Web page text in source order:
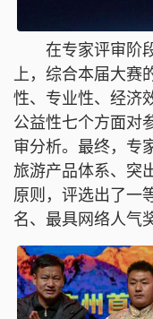
在专家评审阶段
上，综合本届大
性、专业性、经济
公益性七个方面对
审分析。最终，专
旅游产品体系、突
原则，评选出了一
名、最具网络人气